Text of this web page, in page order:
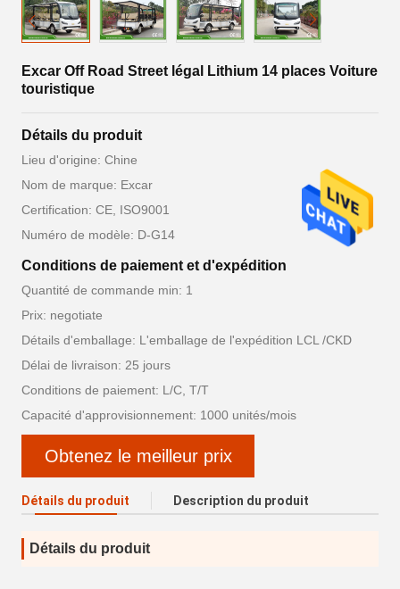
Excar Off Road Street légal Lithium 14 places Voiture
touristique
Détails du produit
Lieu d'origine: Chine
Nom de marque: Excar
Certification: CE, ISO9001
Numéro de modèle: D-G14
Conditions de paiement et d'expédition
Quantité de commande min: 1
Prix: negotiate
Détails d'emballage: L'emballage de l'expédition LCL /CKD
Délai de livraison: 25 jours
Conditions de paiement: L/C, T/T
Capacité d'approvisionnement: 1000 unités/mois
Obtenez le meilleur prix
Détails du produit Description du produit
Détails du produit